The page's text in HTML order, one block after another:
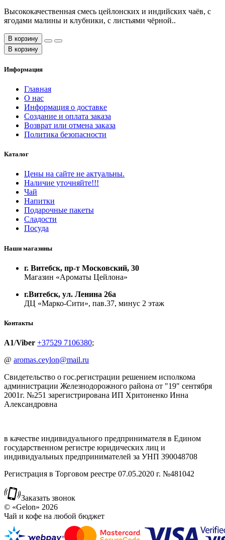
Высококачественная смесь цейлонских и индийских чаёв, с
ягодами малины и клубники, с листьями чёрной..
В корзину
В корзину
Информация
Главная
О нас
Информация о доставке
Создание и оплата заказа
Возврат или отмена заказа
Политика безопасности
Каталог
Цены на сайте не актуальны.
Наличие уточняйте!!!
Чай
Напитки
Подарочные пакеты
Сладости
Посуда
Наши магазины
г. Витебск, пр-т Московский, 30
Магазин «Ароматы Цейлона»
г.Витебск, ул. Ленина 26а
ДЦ «Марко-Сити», пав.37, минус 2 этаж
Контакты
A1/Viber +37529 7106380;
@ aromas.ceylon@mail.ru
Свидетельство о гос.регистрации решением исполкома
администрации Железнодорожного района от "19" сентября
2001г. №251 зарегистрирована ИП Хритоненко Инна
Александровна
в качестве индивидуального предпринимателя в Едином
государственном регистре юридических лиц и
индивидуальных предпринимателей за УНП 390048708
Регистрация в Торговом реестре 07.05.2020 г. №481042
Заказать звонок
© «Gelon» 2026
Чай и кофе на любой бюджет